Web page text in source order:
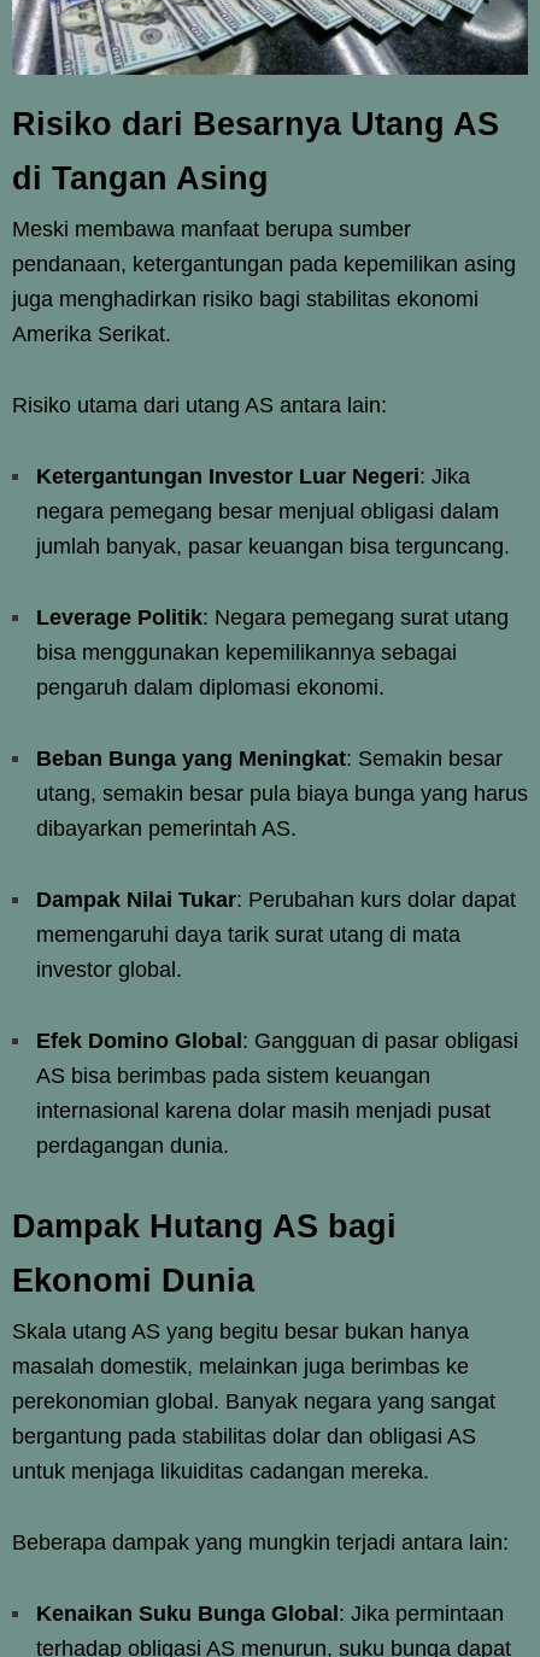
Risiko dari Besarnya Utang AS
di Tangan Asing
Meski membawa manfaat berupa sumber
pendanaan, ketergantungan pada kepemilikan asing
juga menghadirkan risiko bagi stabilitas ekonomi
Amerika Serikat.
Risiko utama dari utang AS antara lain:
Ketergantungan Investor Luar Negeri: Jika
negara pemegang besar menjual obligasi dalam
jumlah banyak, pasar keuangan bisa terguncang.
Leverage Politik: Negara pemegang surat utang
bisa menggunakan kepemilikannya sebagai
pengaruh dalam diplomasi ekonomi.
Beban Bunga yang Meningkat: Semakin besar
utang, semakin besar pula biaya bunga yang harus
dibayarkan pemerintah AS.
Dampak Nilai Tukar: Perubahan kurs dolar dapat
memengaruhi daya tarik surat utang di mata
investor global.
Efek Domino Global: Gangguan di pasar obligasi
AS bisa berimbas pada sistem keuangan
internasional karena dolar masih menjadi pusat
perdagangan dunia.
Dampak Hutang AS bagi
Ekonomi Dunia
Skala utang AS yang begitu besar bukan hanya
masalah domestik, melainkan juga berimbas ke
perekonomian global. Banyak negara yang sangat
bergantung pada stabilitas dolar dan obligasi AS
untuk menjaga likuiditas cadangan mereka.
Beberapa dampak yang mungkin terjadi antara lain:
Kenaikan Suku Bunga Global: Jika permintaan
terhadap obligasi AS menurun, suku bunga dapat